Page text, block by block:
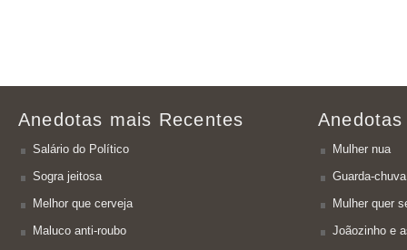
Anedotas mais Recentes
Salário do Político
Sogra jeitosa
Melhor que cerveja
Maluco anti-roubo
Mulher nua
Guarda-
Mulher quer
Joãozinho e